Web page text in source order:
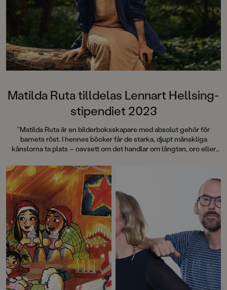
medryckande bilderbok." - Erika
Hallhagen tipsar om årets bästa
böcker för barn och unga i
SvD"Mycket underhållande,
särskilt att rutscha med i Jenny
Dahlbergs bilder som inte sitter still
en enda sekund. På vartenda
uppslag finns tusen detaljer att
följa familjens hund på dess
sniffande äventyr." - Pia Huss,
DN"En bok som kommer att locka
till skratt hos såväl små som stora." -
BTJ.
Matilda Ruta tilldelas Lennart Hellsing-
stipendiet 2023
”Matilda Ruta är en bilderboksskapare med absolut gehör för
barnets röst. I hennes böcker får de starka, djupt mänskliga
känslorna ta plats – oavsett om det handlar om längtan, oro eller
humor.” Ur motiveringen